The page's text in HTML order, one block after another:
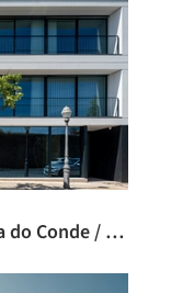
Habitação Coletiva em Vila do Conde / Raulino Silva Arquitecto